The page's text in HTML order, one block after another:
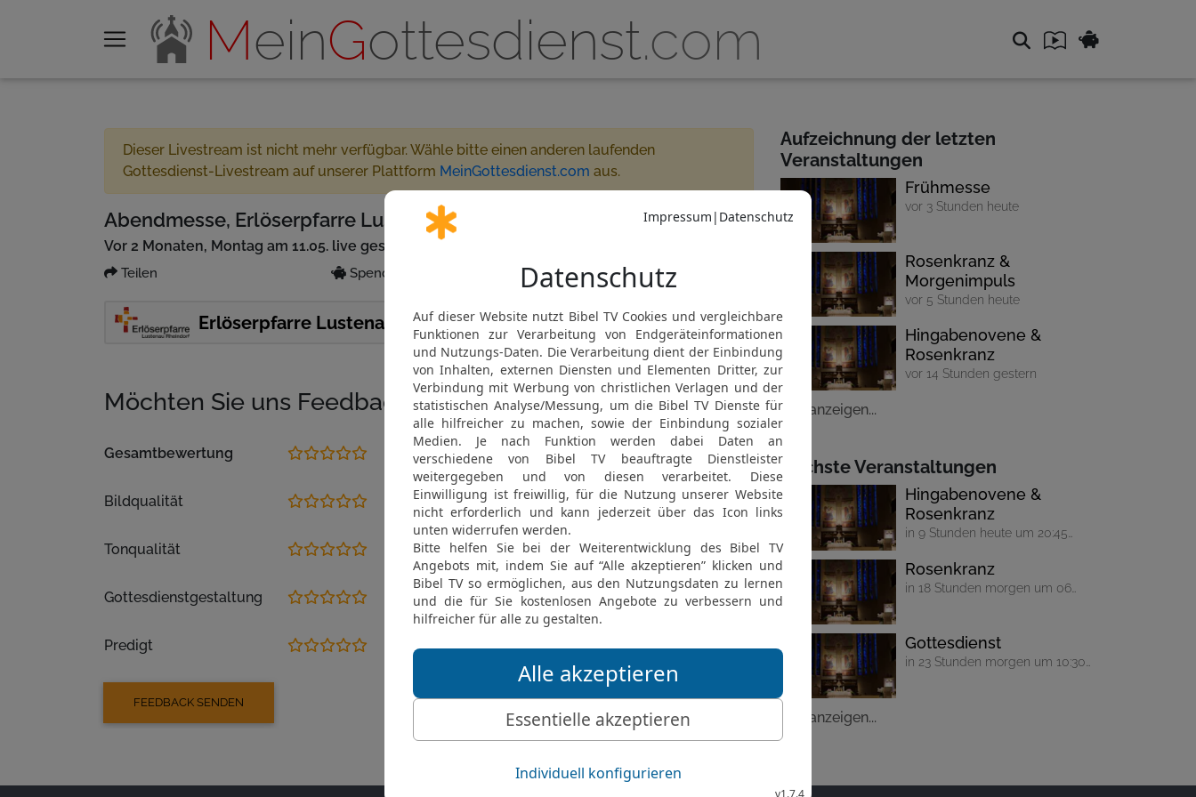
MeinGottesdienst.com
Dieser Livestream ist nicht mehr verfügbar. Wähle bitte einen anderen laufenden
Gottesdienst-Livestream auf unserer Plattform MeinGottesdienst.com aus.
Abendmesse, Erlöserpfarre Lustenau Rheindorf 19:00 - 19:45
Vor 2 Monaten, Montag am 11.05. live gestreamt
Teilen Spenden für MeinGottesdienst.com
Erlöserpfarre Lustenau Rheindorf Gemeinde abonnieren
Möchten Sie uns Feedback geben?
Gesamtbewertung
Bildqualität
Tonqualität
Gottesdienstgestaltung
Predigt
Aufzeichnung der letzten
Veranstaltungen
Frühmesse
vor 3 Stunden heute
Rosenkranz &
Morgenimpuls
vor 5 Stunden heute
Hingabenovene &
Rosenkranz
vor 14 Stunden gestern
alle anzeigen...
Nächste Veranstaltungen
Hingabenovene &
Rosenkranz
in 9 Stunden heute um 20:45
Rosenkranz
in 18 Stunden morgen um 06
Gottesdienst
in 23 Stunden morgen um 10:30
alle anzeigen...